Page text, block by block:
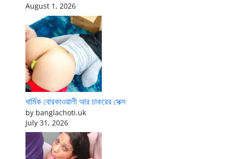
August 1, 2026
ধার্মিক বোরকাওয়ালী আর চাকরের সেক্স
by banglachoti.uk
July 31, 2026